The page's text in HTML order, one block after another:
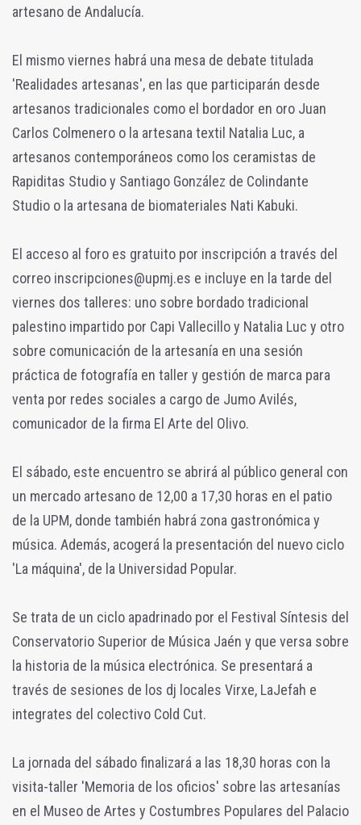
artesano de Andalucía.
El mismo viernes habrá una mesa de debate titulada
'Realidades artesanas', en las que participarán desde
artesanos tradicionales como el bordador en oro Juan
Carlos Colmenero o la artesana textil Natalia Luc, a
artesanos contemporáneos como los ceramistas de
Rapiditas Studio y Santiago González de Colindante
Studio o la artesana de biomateriales Nati Kabuki.
El acceso al foro es gratuito por inscripción a través del
correo inscripciones@upmj.es e incluye en la tarde del
viernes dos talleres: uno sobre bordado tradicional
palestino impartido por Capi Vallecillo y Natalia Luc y otro
sobre comunicación de la artesanía en una sesión
práctica de fotografía en taller y gestión de marca para
venta por redes sociales a cargo de Jumo Avilés,
comunicador de la firma El Arte del Olivo.
El sábado, este encuentro se abrirá al público general con
un mercado artesano de 12,00 a 17,30 horas en el patio
de la UPM, donde también habrá zona gastronómica y
música. Además, acogerá la presentación del nuevo ciclo
'La máquina', de la Universidad Popular.
Se trata de un ciclo apadrinado por el Festival Síntesis del
Conservatorio Superior de Música Jaén y que versa sobre
la historia de la música electrónica. Se presentará a
través de sesiones de los dj locales Virxe, LaJefah e
integrates del colectivo Cold Cut.
La jornada del sábado finalizará a las 18,30 horas con la
visita-taller 'Memoria de los oficios' sobre las artesanías
en el Museo de Artes y Costumbres Populares del Palacio